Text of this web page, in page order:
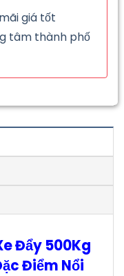
giá tốt
tâm thành phố
Đẩy 500Kg
Điểm Nổi